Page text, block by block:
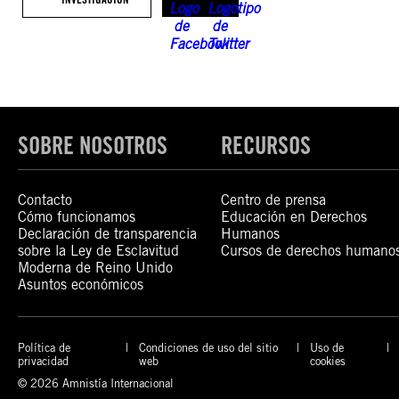
SOBRE NOSOTROS
Contacto
Cómo funcionamos
Declaración de transparencia
sobre la Ley de Esclavitud
Moderna de Reino Unido
Asuntos económicos
RECURSOS
Centro de prensa
Educación en Derechos
Humanos
Cursos de derechos
Política de
privacidad
Condiciones de uso del sitio
web
Uso de
cookies
© 2026 Amnistía Internacional